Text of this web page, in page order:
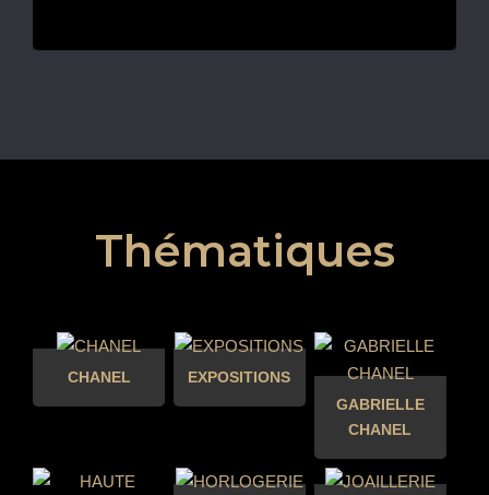
Thématiques
CHANEL
EXPOSITIONS
GABRIELLE
CHANEL